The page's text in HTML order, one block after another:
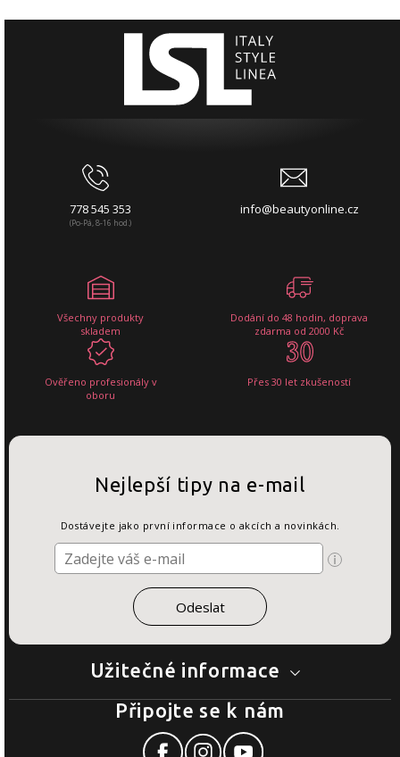
778 545 353
(Po-Pá, 8-16 hod.)
info@beautyonline.cz
Všechny produkty
skladem
Dodání do 48 hodin, doprava
zdarma od 2000 Kč
Ověřeno profesionály v
oboru
Přes 30 let zkušeností
Užitečné informace
Nejlepší tipy na e-mail
Dostávejte jako první informace o akcích a novinkách.
Připojte se k nám